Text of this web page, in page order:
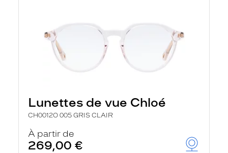
Lunettes de vue Chloé
CH0012O 005 GRIS CLAIR
À partir de
269,00 €